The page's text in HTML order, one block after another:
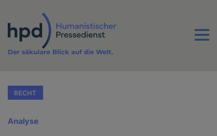
Inhalt
Menu
Der säkulare Blick auf die Welt.
RECHT
Analyse